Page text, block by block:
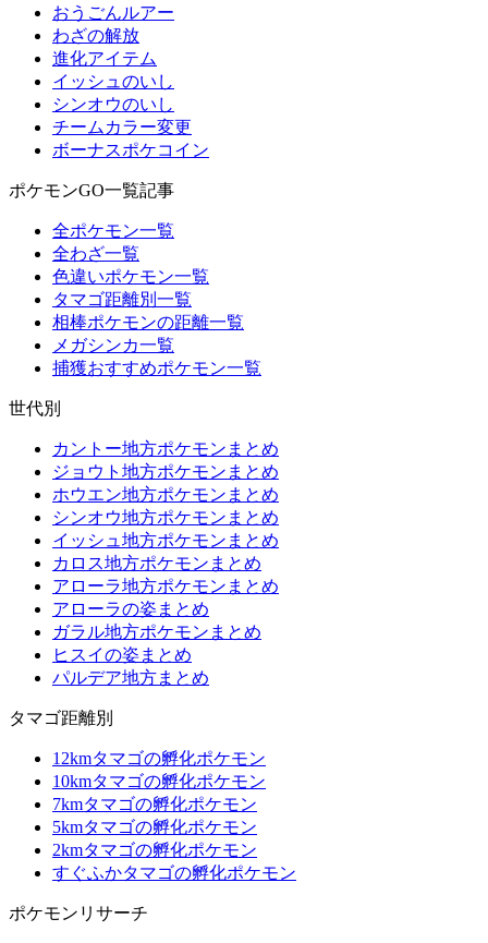
おうごんルアー
わざの解放
進化アイテム
イッシュのいし
シンオウのいし
チームカラー変更
ボーナスポケコイン
ポケモンGO一覧記事
全ポケモン一覧
全わざ一覧
色違いポケモン一覧
タマゴ距離別一覧
相棒ポケモンの距離一覧
メガシンカ一覧
捕獲おすすめポケモン一覧
世代別
カントー地方ポケモンまとめ
ジョウト地方ポケモンまとめ
ホウエン地方ポケモンまとめ
シンオウ地方ポケモンまとめ
イッシュ地方ポケモンまとめ
カロス地方ポケモンまとめ
アローラ地方ポケモンまとめ
アローラの姿まとめ
ガラル地方ポケモンまとめ
ヒスイの姿まとめ
パルデア地方まとめ
タマゴ距離別
12kmタマゴの孵化ポケモン
10kmタマゴの孵化ポケモン
7kmタマゴの孵化ポケモン
5kmタマゴの孵化ポケモン
2kmタマゴの孵化ポケモン
すぐふかタマゴの孵化ポケモン
ポケモンリサーチ